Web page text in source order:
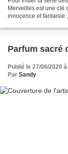
Merveilles est une clé
innocence et fantaisie
Parfum sacré
Publié le 27/06/2020
Par Sandy